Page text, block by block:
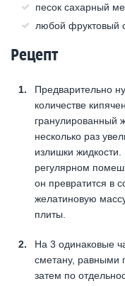
песок сахарный
любой фруктовый
Рецепт
Предварительно
количестве
гранулированный
несколько раз
излишки
регулярном
он превратится в
желатиновую
плиты.
На 3 одинаковые
сметану, равными
затем по